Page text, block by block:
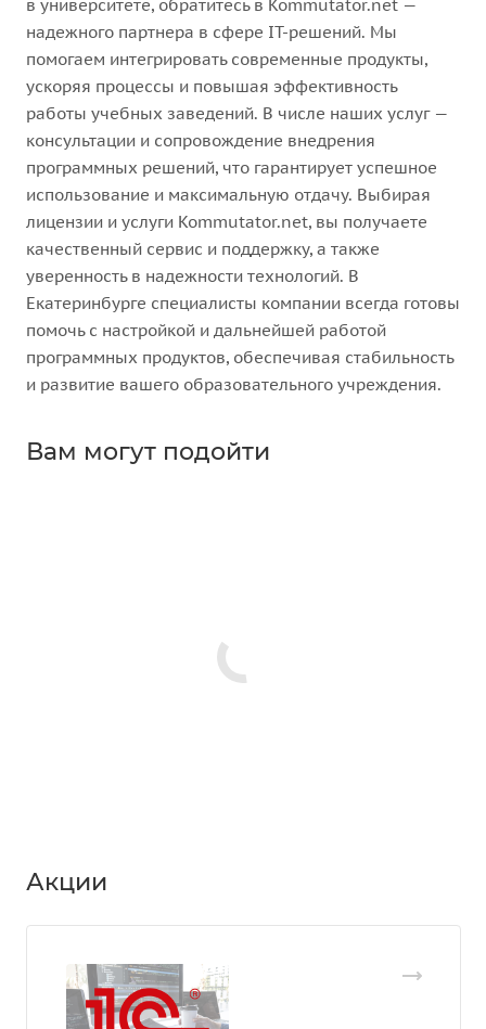
в университете, обратитесь в Kommutator.net —
надежного партнера в сфере IT-решений. Мы
помогаем интегрировать современные продукты,
ускоряя процессы и повышая эффективность
работы учебных заведений. В числе наших услуг —
консультации и сопровождение внедрения
программных решений, что гарантирует успешное
использование и максимальную отдачу. Выбирая
лицензии и услуги Kommutator.net, вы получаете
качественный сервис и поддержку, а также
уверенность в надежности технологий. В
Екатеринбурге специалисты компании всегда готовы
помочь с настройкой и дальнейшей работой
программных продуктов, обеспечивая стабильность
и развитие вашего образовательного учреждения.
Вам могут подойти
Акции